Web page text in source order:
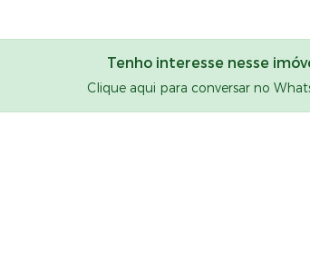
Tenho interesse nesse
Clique aqui para conversar no